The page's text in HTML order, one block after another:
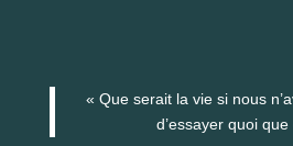
« Que serait la vie si nous
d’essayer quoi